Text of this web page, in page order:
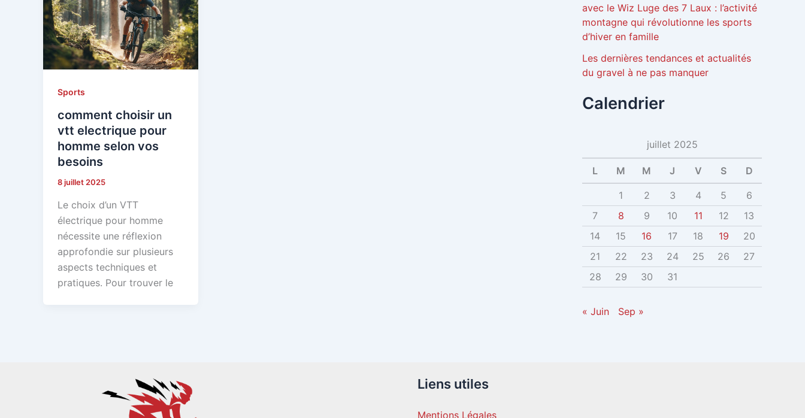
Sports
comment choisir un
vtt electrique pour
homme selon vos
besoins
8 juillet 2025
Le choix d’un VTT
électrique pour homme
nécessite une réflexion
approfondie sur plusieurs
aspects techniques et
pratiques. Pour trouver le
avec le Wiz Luge des 7 Laux : l’activité
montagne qui révolutionne les sports
d’hiver en famille
Les dernières tendances et actualités
du gravel à ne pas manquer
Calendrier
juillet 2025
L M M J V S D
1 2 3 4 5
6
7
8 9 10 11 12
13
14
15 16 17 18 19
20
21
22 23 24 25 26
27
28
29 30 31
« Juin Sep »
Liens utiles
Mentions Légales